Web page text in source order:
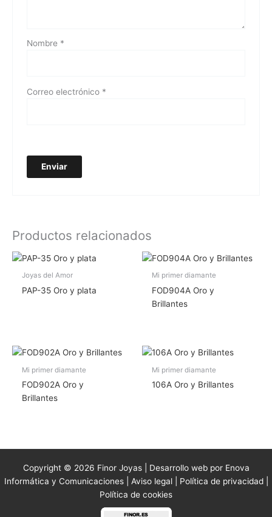
Nombre *
Correo electrónico *
Productos relacionados
Joyas del Amor
PAP-35 Oro y plata
Mi primer diamante
FOD904A Oro y
Brillantes
Mi primer diamante
FOD902A Oro y
Brillantes
Mi primer diamante
106A Oro y Brillantes
Copyright © 2026 Finor Joyas | Desarrollo web por Enova
Informática y Comunicaciones | Aviso legal| Política de privacidad|
Política de cookies